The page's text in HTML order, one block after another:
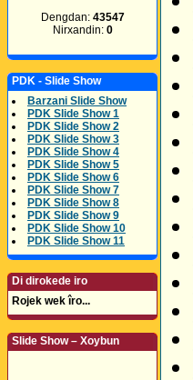
Dengdan: 43547
Nirxandin: 0
PDK - Slide Show
Barzani Slide Show
PDK Slide Show 1
PDK Slide Show 2
PDK Slide Show 3
PDK Slide Show 4
PDK Slide Show 5
PDK Slide Show 6
PDK Slide Show 7
PDK Slide Show 8
PDK Slide Show 9
PDK Slide Show 10
PDK Slide Show 11
Di dirokede iro
Rojek wek îro...
Slide Show – Xoybun